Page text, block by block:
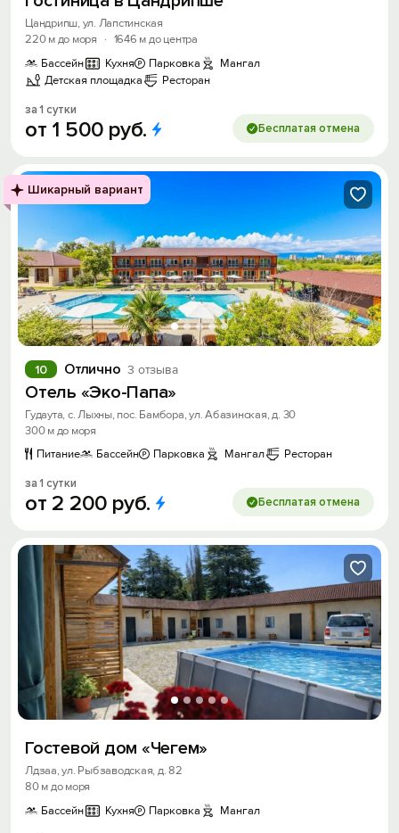
Цандрипш, ул. Лапстинская
220 м до моря
· 1646 м до центра
Бассейн
Кухня Парковка
Мангал
Детская площадка
Ресторан
за 1 сутки
от 1 500 руб. Бесплатая отмена
Шикарный вариант
Отлично 3 отзыва
10
Отель «Эко-Папа»
Гудаута, с. Лыхны, пос. Бамбора, ул. Абазинская, д. 30
300 м до моря
Питание
Бассейн Парковка Мангал Ресторан
за 1 сутки
от 2 200 руб. Бесплатая отмена
Гостевой дом «Чегем»
Лдзаа, ул. Рыбзаводская, д. 82
80 м до моря
Бассейн
Кухня Парковка Мангал